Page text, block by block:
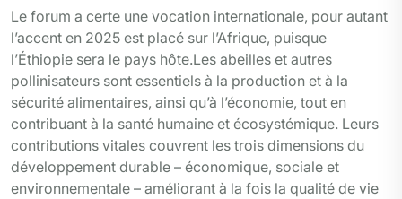
Le forum a certe une vocation internationale, pour autant
l’accent en 2025 est placé sur l’Afrique, puisque
l’Éthiopie sera le pays hôte.Les abeilles et autres
pollinisateurs sont essentiels à la production et à la
sécurité alimentaires, ainsi qu’à l’économie, tout en
contribuant à la santé humaine et écosystémique. Leurs
contributions vitales couvrent les trois dimensions du
développement durable – économique, sociale et
environnementale – améliorant à la fois la qualité de vie